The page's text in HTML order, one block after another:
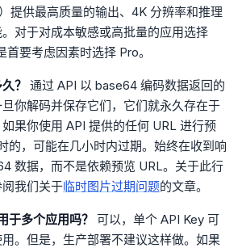
）提供最高质量的输出、4K 分辨率和推理
对于对成本敏感或高批量的应用选择
要考虑因素时选择 Pro。
？ 通过 API 以 base64 编码数据返回的
你解码并保存它们，它们就永久存在于
果你使用 API 提供的任何 URL 进行预
的，可能在几小时内过期。始终在收到响
数据，而不是依赖预览 URL。关于此行
我们关于临时图片过期问题的文章。
多个应用吗？ 可以，单个 API Key 可
。但是，生产部署不建议这样做。如果